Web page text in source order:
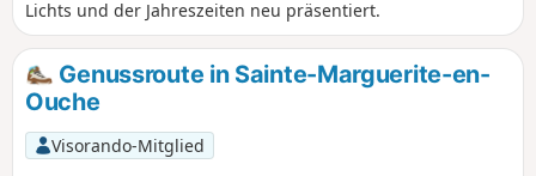
Lichts und der Jahreszeiten neu präsentiert.
Genussroute in Sainte-Marguerite-en-
Ouche
Visorando-Mitglied